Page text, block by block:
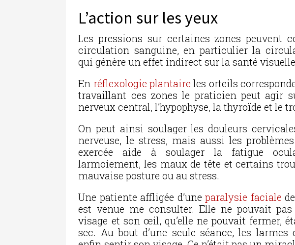
L’action sur les yeux
Les pressions sur certaines zones peuvent
circulation sanguine, en particulier la
qui génère un effet indirect sur la santé
En réflexologie plantaire les orteils
travaillant ces zones le praticien peut agir
nerveux central, l’hypophyse, la thyroïde et le
On peut ainsi soulager les douleurs
nerveuse, le stress, mais aussi les
exercée aide à soulager la fatigue
larmoiement, les maux de tête et certains
mauvaise posture ou au stress.
Une patiente affligée d’uneparalysie faciale
est venue me consulter. Elle ne pouvait
visage et son œil, qu’elle ne pouvait fermer,
sec. Au bout d’une seule séance, les